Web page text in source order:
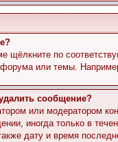
щёлкните по
форума или темы.
сообщение?
или модератором
иногда только в
дату и время